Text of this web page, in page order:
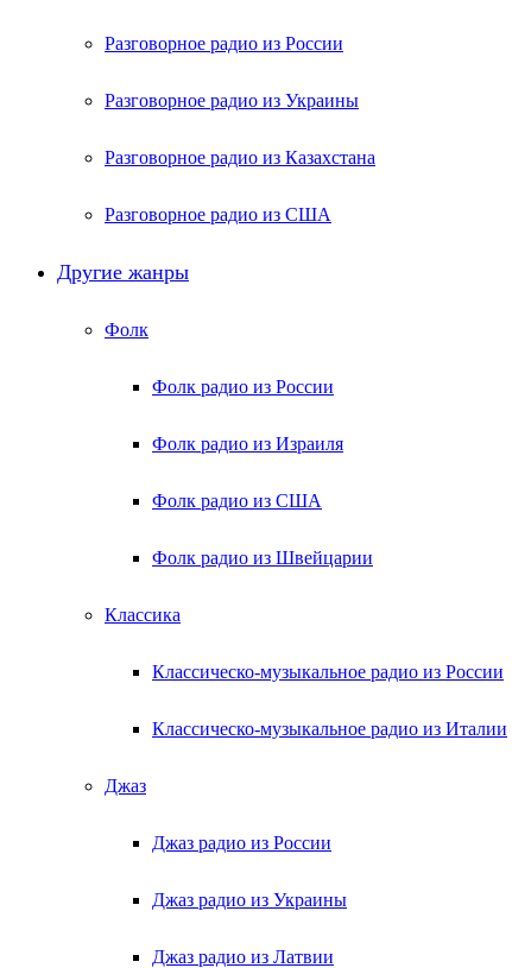
Разговорное радио из России
Разговорное радио из Украины
Разговорное радио из Казахстана
Разговорное радио из США
Другие жанры
Фолк
Фолк радио из России
Фолк радио из Израиля
Фолк радио из США
Фолк радио из Швейцарии
Классика
Классическо-музыкальное радио из России
Классическо-музыкальное радио из Италии
Джаз
Джаз радио из России
Джаз радио из Украины
Джаз радио из Латвии